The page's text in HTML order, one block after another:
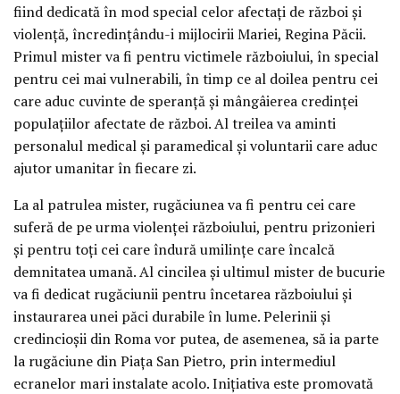
fiind dedicată în mod special celor afectați de război și
violență, încredințându-i mijlocirii Mariei, Regina Păcii.
Primul mister va fi pentru victimele războiului, în special
pentru cei mai vulnerabili, în timp ce al doilea pentru cei
care aduc cuvinte de speranță și mângâierea credinței
populațiilor afectate de război. Al treilea va aminti
personalul medical și paramedical și voluntarii care aduc
ajutor umanitar în fiecare zi.
La al patrulea mister, rugăciunea va fi pentru cei care
suferă de pe urma violenței războiului, pentru prizonieri
și pentru toți cei care îndură umilințe care încalcă
demnitatea umană. Al cincilea și ultimul mister de bucurie
va fi dedicat rugăciunii pentru încetarea războiului și
instaurarea unei păci durabile în lume. Pelerinii și
credincioșii din Roma vor putea, de asemenea, să ia parte
la rugăciune din Piața San Pietro, prin intermediul
ecranelor mari instalate acolo. Inițiativa este promovată